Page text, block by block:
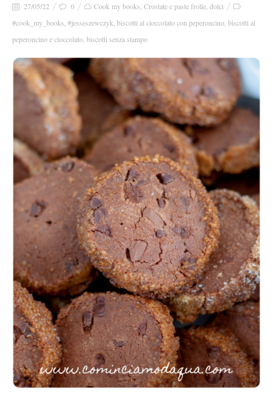
27/05/22 0 Cook my books Crostate e paste frolle dolci
#cook_my_books #jesseszewczyk biscotti al cioccolato con peperoncino biscotti al
peperoncino e cioccolato biscotti senza stampo